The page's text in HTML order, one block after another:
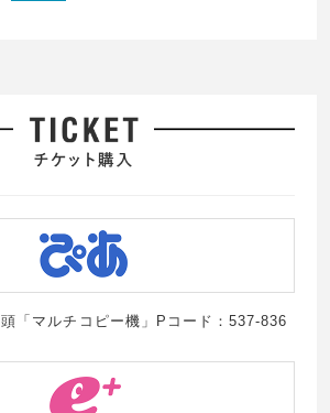
「マルチコピー機」Pコード：537-836